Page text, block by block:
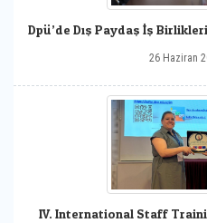
Dpü’de Dış Paydaş İş
26 Haziran
IV. International Staff